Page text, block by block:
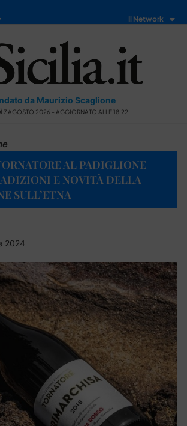
Il Network
da Maurizio Scaglione
7 AGOSTO 2026 - AGGIORNATO ALLE 18:22
AL PADIGLIONE
E NOVITÀ DELLA
SULL’ETNA
2024